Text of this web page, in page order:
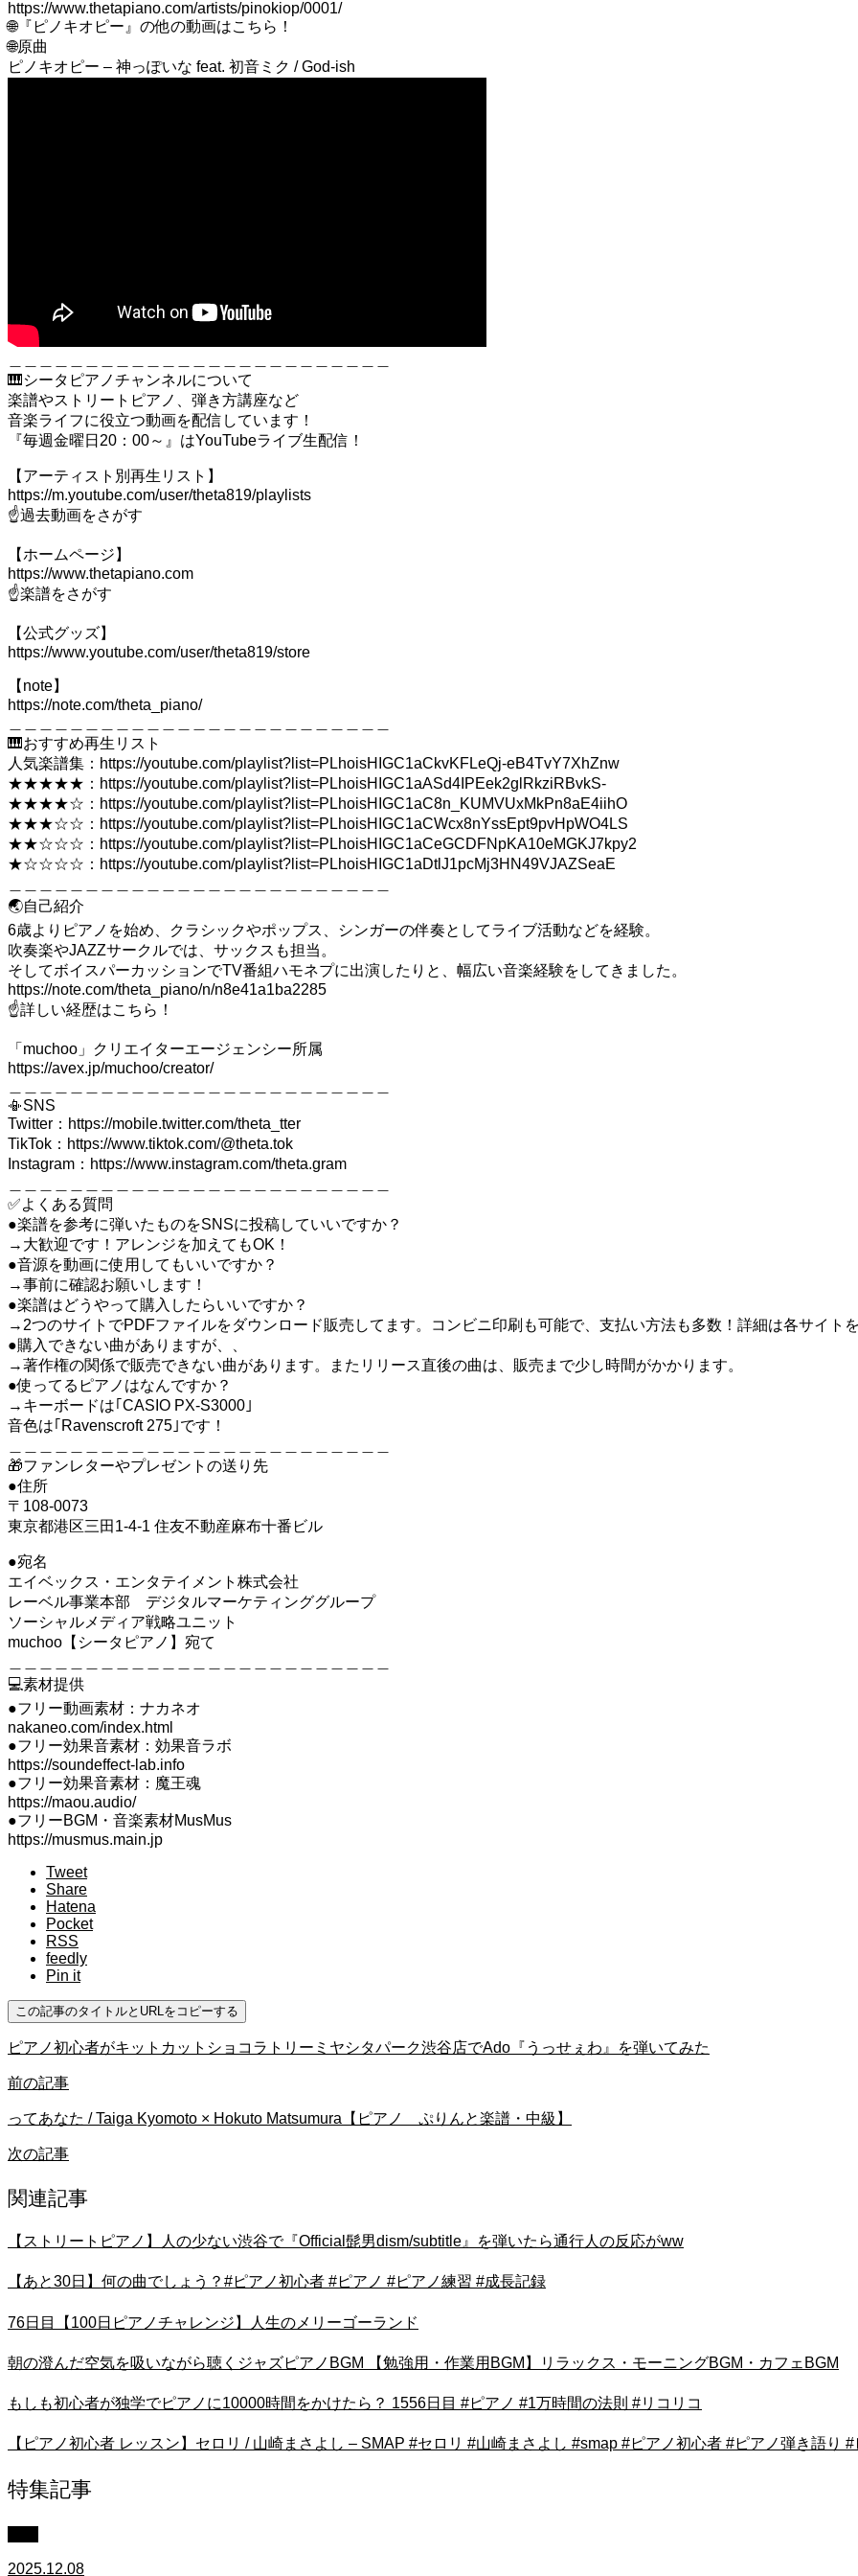
https://www.thetapiano.com/artists/pinokiop/0001/
🌐『ピノキオピー』の他の動画はこちら！
🌐原曲
ピノキオピー – 神っぽいな feat. 初音ミク / God-ish
🎹シータピアノチャンネルについて
楽譜やストリートピアノ、弾き方講座など
音楽ライフに役立つ動画を配信しています！
『毎週金曜日20：00～』はYouTubeライブ生配信！
【アーティスト別再生リスト】
https://m.youtube.com/user/theta819/playlists
☝️過去動画をさがす
【ホームページ】
https://www.thetapiano.com
☝️楽譜をさがす
【公式グッズ】
https://www.youtube.com/user/theta819/store
【note】
https://note.com/theta_piano/
🎹おすすめ再生リスト
人気楽譜集：https://youtube.com/playlist?list=PLhoisHIGC1aCkvKFLeQj-eB4TvY7XhZnw
★★★★★：https://youtube.com/playlist?list=PLhoisHIGC1aASd4IPEek2glRkziRBvkS-
★★★★☆：https://youtube.com/playlist?list=PLhoisHIGC1aC8n_KUMVUxMkPn8aE4iihO
★★★☆☆：https://youtube.com/playlist?list=PLhoisHIGC1aCWcx8nYssEpt9pvHpWO4LS
★★☆☆☆：https://youtube.com/playlist?list=PLhoisHIGC1aCeGCDFNpKA10eMGKJ7kpy2
★☆☆☆☆：https://youtube.com/playlist?list=PLhoisHIGC1aDtlJ1pcMj3HN49VJAZSeaE
🌏自己紹介
6歳よりピアノを始め、クラシックやポップス、シンガーの伴奏としてライブ活動などを経験。
吹奏楽やJAZZサークルでは、サックスも担当。
そしてボイスパーカッションでTV番組ハモネプに出演したりと、幅広い音楽経験をしてきました。
https://note.com/theta_piano/n/n8e41a1ba2285
☝️詳しい経歴はこちら！
「muchoo」クリエイターエージェンシー所属
https://avex.jp/muchoo/creator/
📳SNS
Twitter：https://mobile.twitter.com/theta_tter
TikTok：https://www.tiktok.com/@theta.tok
Instagram：https://www.instagram.com/theta.gram
✅よくある質問
●楽譜を参考に弾いたものをSNSに投稿していいですか？
→大歓迎です！アレンジを加えてもOK！
●音源を動画に使用してもいいですか？
→事前に確認お願いします！
●楽譜はどうやって購入したらいいですか？
→2つのサイトでPDFファイルをダウンロード販売してます。コンビニ印刷も可能で、支払い方法も多数！詳細は各サイトを
●購入できない曲がありますが、、
→著作権の関係で販売できない曲があります。またリリース直後の曲は、販売まで少し時間がかかります。
●使ってるピアノはなんですか？
→キーボードは｢CASIO PX-S3000｣
音色は｢Ravenscroft 275｣です！
🎁ファンレターやプレゼントの送り先
●住所
〒108-0073
東京都港区三田1-4-1 住友不動産麻布十番ビル
●宛名
エイベックス・エンタテイメント株式会社
レーベル事業本部 デジタルマーケティンググループ
ソーシャルメディア戦略ユニット
muchoo【シータピアノ】宛て
💻素材提供
●フリー動画素材：ナカネオ
nakaneo.com/index.html
●フリー効果音素材：効果音ラボ
https://soundeffect-lab.info
●フリー効果音素材：魔王魂
https://maou.audio/
●フリーBGM・音楽素材MusMus
https://musmus.main.jp
Tweet
Share
Hatena
Pocket
RSS
feedly
Pin it
この記事のタイトルとURLをコピーする
ピアノ初心者がキットカットショコラトリーミヤシタパーク渋谷店でAdo『うっせぇわ』を弾いてみた
前の記事
ってあなた / Taiga Kyomoto × Hokuto Matsumura【ピアノ ぷりんと楽譜・中級】
次の記事
関連記事
【ストリートピアノ】人の少ない渋谷で『Official髭男dism/subtitle』を弾いたら通行人の反応がww
【あと30日】何の曲でしょう？#ピアノ初心者 #ピアノ #ピアノ練習 #成長記録
76日目【100日ピアノチャレンジ】人生のメリーゴーランド
朝の澄んだ空気を吸いながら聴くジャズピアノBGM 【勉強用・作業用BGM】リラックス・モーニングBGM・カフェBGM
もしも初心者が独学でピアノに10000時間をかけたら？ 1556日目 #ピアノ #1万時間の法則 #リコリコ
【ピアノ初心者 レッスン】セロリ / 山崎まさよし – SMAP #セロリ #山崎まさよし #smap #ピアノ初心者 #ピアノ弾き語り
特集記事
2025.12.08